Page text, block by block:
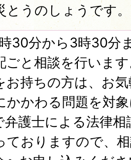
とうのしょうです。
30分から3時30分
ごと相談を行いま
お持ちの方は、お
かかわる問題を対
護士による法律
ておりますので、